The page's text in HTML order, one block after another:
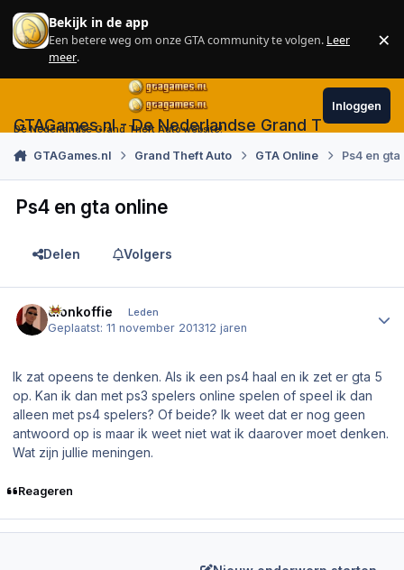
Skip to content
Bekijk in de app
Een betere weg om onze GTA community te volgen. Leer
meer.
×
GTAGames.nl - De Nederlandse Grand Theft Auto
De Nederlandse Grand Theft Auto website!
Inloggen
GTAGames.nl Grand Theft Auto GTA Online Ps4 en
Ps4 en gta online
Delen Volgers
dionkoffie Leden
Geplaatst:11 november 201312 jaren
Ik zat opeens te denken. Als ik een ps4 haal en ik zet er gta 5
op. Kan ik dan met ps3 spelers online spelen of speel ik dan
alleen met ps4 spelers? Of beide? Ik weet dat er nog geen
antwoord op is maar ik weet niet wat ik daarover moet denken.
Wat zijn jullie meningen.
Reageren